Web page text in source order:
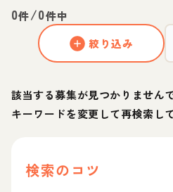
0件/0件中
絞り込み
該当する募集が見つかりませんで
キーワードを変更して再検索し
検索のコツ